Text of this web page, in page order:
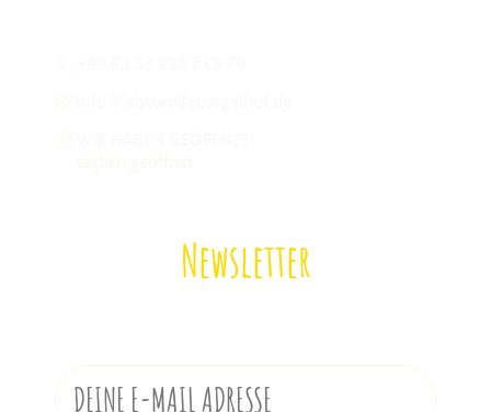
Newsletter